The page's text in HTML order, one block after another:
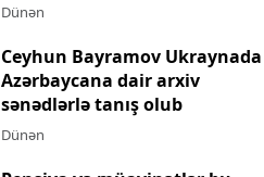
Dünən
Ceyhun Bayramov Ukraynada
Azərbaycana dair arxiv
sənədlərlə tanış olub
Dünən